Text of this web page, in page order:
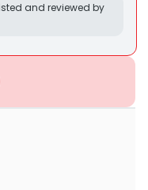
and reviewed by